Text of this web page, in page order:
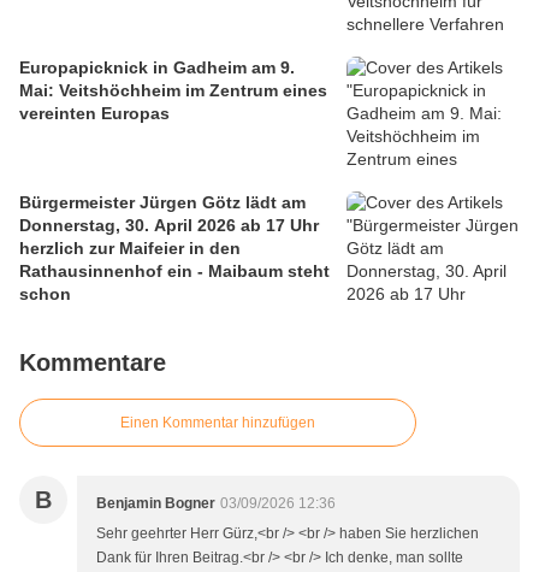
Europapicknick in Gadheim am 9.
Mai: Veitshöchheim im Zentrum eines
vereinten Europas
Bürgermeister Jürgen Götz lädt am
Donnerstag, 30. April 2026 ab 17 Uhr
herzlich zur Maifeier in den
Rathausinnenhof ein - Maibaum steht
schon
Kommentare
Einen Kommentar hinzufügen
B Benjamin Bogner 03/09/2026 12:36
Sehr geehrter Herr Gürz,<br /> <br /> haben Sie herzlichen
Dank für Ihren Beitrag.<br /> <br /> Ich denke, man sollte